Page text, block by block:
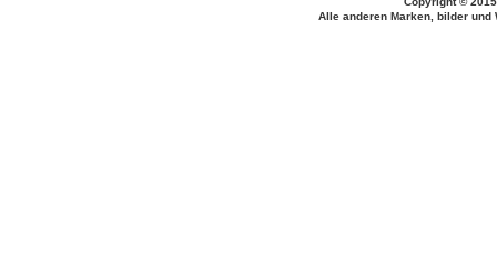
Alle anderen Marken, bilder und